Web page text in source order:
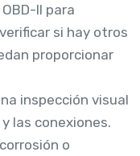
II para
si hay otros
proporcionar
inspección visual
las conexiones.
o